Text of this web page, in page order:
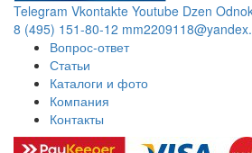
Telegram Vkontakte Youtube Dzen
8 (495) 151-80-12
Вопрос-ответ
Статьи
Каталоги и фото
Компания
Контакты